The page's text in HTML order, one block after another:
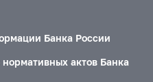
Банка России
актов Банка